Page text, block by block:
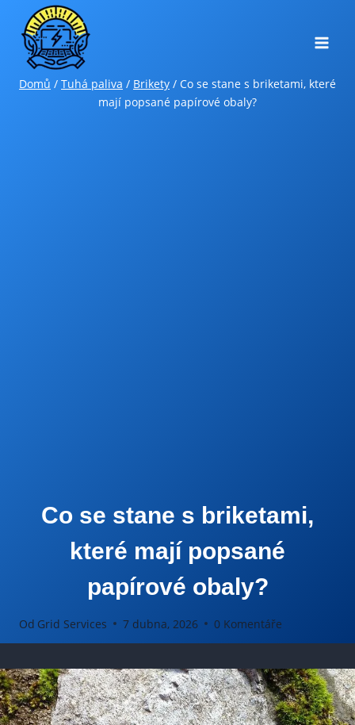
Přeskočit
obsah
Domů / Tuhá paliva / Brikety / Co se stane s briketami, které
mají popsané papírové obaly?
Co se stane s briketami,
které mají popsané
papírové obaly?
Od Grid Services 7 dubna, 2026 0 Komentáře